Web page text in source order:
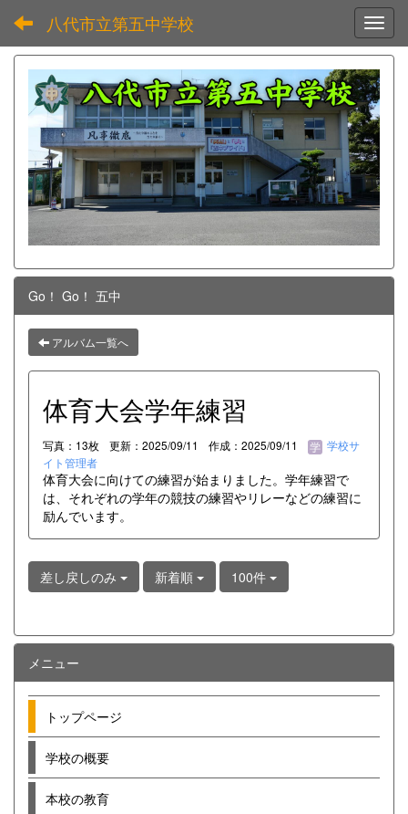
八代市立第五中学校
Go！ Go！ 五中
アルバム一覧へ
体育大会学年練習
写真：13枚 更新：2025/09/11 作成：2025/09/11
学校サ
イト管理者
体育大会に向けての練習が始まりました。学年練習で
は、それぞれの学年の競技の練習やリレーなどの練習に
励んでいます。
差し戻しのみ 新着順 100件
メニュー
トップページ
学校の概要
本校の教育